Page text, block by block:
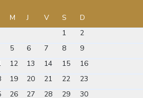
M J V S
D
1
2
5 6 7 8
9
12 13 14 15
16
19 20 21 22
23
26 27 28 29
30